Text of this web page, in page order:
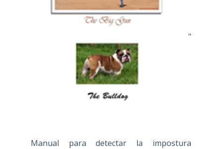
"
Manual para detectar la impostura